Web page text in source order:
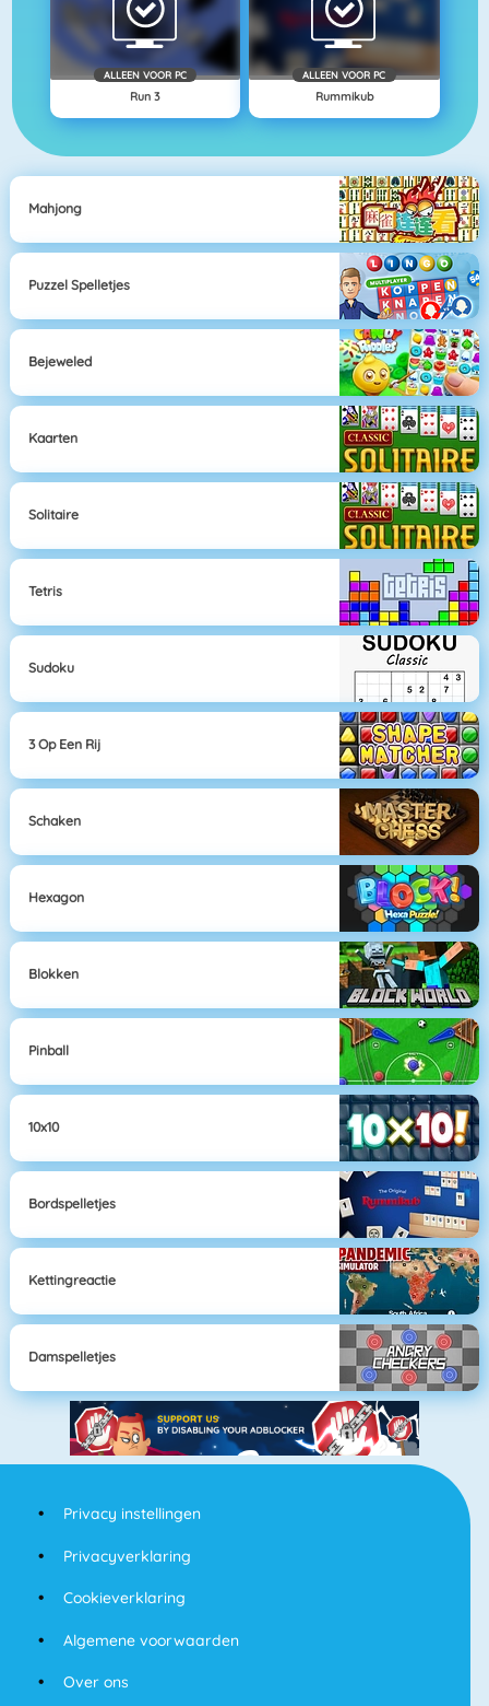
ALLEEN VOOR PC
Run 3
ALLEEN VOOR PC
Rummikub
Mahjong
Puzzel Spelletjes
Bejeweled
Kaarten
Solitaire
Tetris
Sudoku
3 Op Een Rij
Schaken
Hexagon
Blokken
Pinball
10x10
Bordspelletjes
Kettingreactie
Damspelletjes
Privacy instellingen
Privacyverklaring
Cookieverklaring
Algemene voorwaarden
Over ons